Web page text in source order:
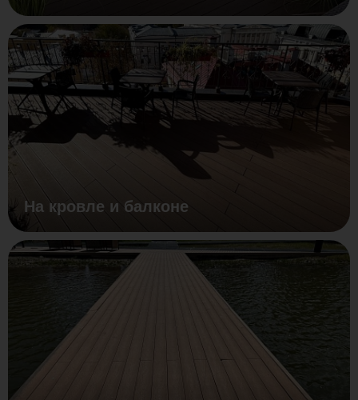
На кровле и балконе